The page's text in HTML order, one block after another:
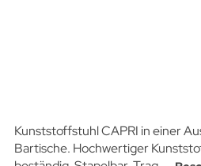
Kunststoffstuhl CAPRI in einer
Bartische. Hochwertiger